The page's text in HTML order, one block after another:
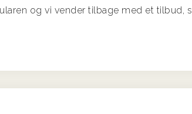
og vi vender tilbage med et tilbud,